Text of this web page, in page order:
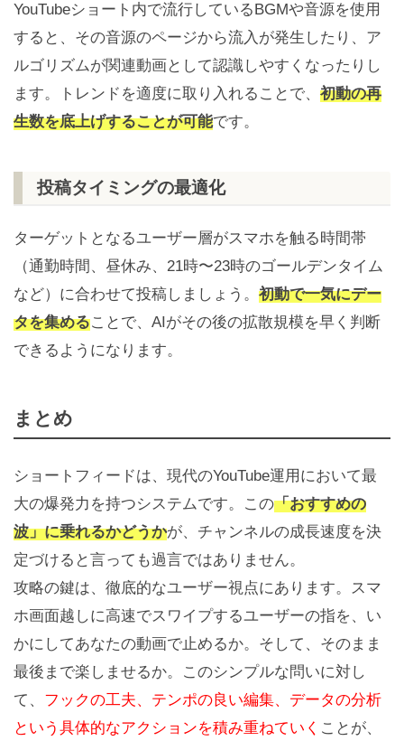
YouTubeショート内で流行しているBGMや音源を使用
すると、その音源のページから流入が発生したり、ア
ルゴリズムが関連動画として認識しやすくなったりし
ます。トレンドを適度に取り入れることで、 初動の再
生数を底上げすることが可能です。
投稿タイミングの最適化
ターゲットとなるユーザー層がスマホを触る時間帯
（通勤時間、昼休み、21時〜23時のゴールデンタイム
など）に合わせて投稿しましょう。 初動で一気にデー
タを集めることで、AIがその後の拡散規模を早く判断
できるようになります。
まとめ
ショートフィードは、現代のYouTube運用において最
大の爆発力を持つシステムです。この「おすすめの
波」に乗れるかどうかが、チャンネルの成長速度を決
定づけると言っても過言ではありません。
攻略の鍵は、徹底的なユーザー視点にあります。スマ
ホ画面越しに高速でスワイプするユーザーの指を、い
かにしてあなたの動画で止めるか。そして、そのまま
最後まで楽しませるか。このシンプルな問いに対し
て、 フックの工夫、テンポの良い編集、データの分析
という具体的なアクションを積み重ねていく ことが、